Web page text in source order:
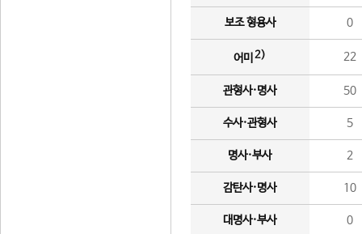
보조 형용사 0
어미 2) 22
관형사·명사 50
수사·관형사 5
명사·부사 2
감탄사·명사 10
대명사·부사 0